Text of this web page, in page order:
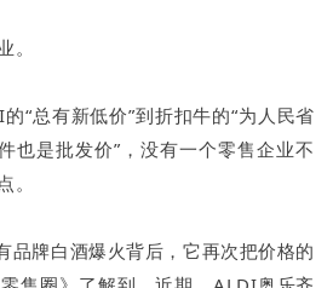
。
“总有新低价”到折扣牛的“为人民省
也是批发价”，没有一个零售企业不
。
品牌白酒爆火背后，它再次把价格的